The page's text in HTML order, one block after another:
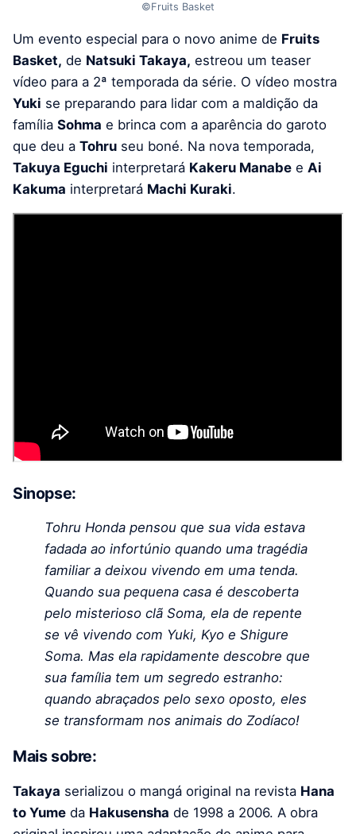
©Fruits Basket
Um evento especial para o novo anime de Fruits
Basket, de Natsuki Takaya, estreou um teaser
vídeo para a 2ª temporada da série. O vídeo mostra
Yuki se preparando para lidar com a maldição da
família Sohma e brinca com a aparência do garoto
que deu a Tohru seu boné. Na nova temporada,
Takuya Eguchi interpretará Kakeru Manabe e Ai
Kakuma interpretará Machi Kuraki.
Sinopse:
Tohru Honda pensou que sua vida estava
fadada ao infortúnio quando uma tragédia
familiar a deixou vivendo em uma tenda.
Quando sua pequena casa é descoberta
pelo misterioso clã Soma, ela de repente
se vê vivendo com Yuki, Kyo e Shigure
Soma. Mas ela rapidamente descobre que
sua família tem um segredo estranho:
quando abraçados pelo sexo oposto, eles
se transformam nos animais do Zodíaco!
Mais sobre:
Takaya serializou o mangá original na revista Hana
to Yume da Hakusensha de 1998 a 2006. A obra